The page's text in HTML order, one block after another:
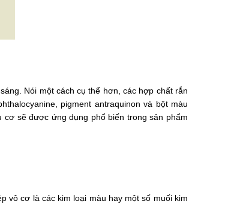
Nói một cách cụ thể hơn, các hợp chất rắn
pigment antraquinon và bột màu
sẽ được ứng dụng phổ biến trong sản phẩm
vô cơ là các kim loại màu hay một số muối kim